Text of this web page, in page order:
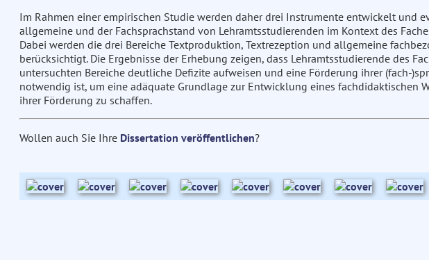
Im Rahmen einer empirischen Studie werden daher drei Instrumente entwickelt und
allgemeine und der Fachsprachstand von Lehramtsstudierenden im Kontext des
Dabei werden die drei Bereiche Textproduktion, Textrezeption und allgemeine
berücksichtigt. Die Ergebnisse der Erhebung zeigen, dass Lehramtsstudierende des
untersuchten Bereiche deutliche Defizite aufweisen und eine Förderung ihrer (fach-
notwendig ist, um eine adäquate Grundlage zur Entwicklung eines fachdidaktischen
ihrer Förderung zu schaffen.
Wollen auch Sie Ihre Dissertation veröffentlichen?